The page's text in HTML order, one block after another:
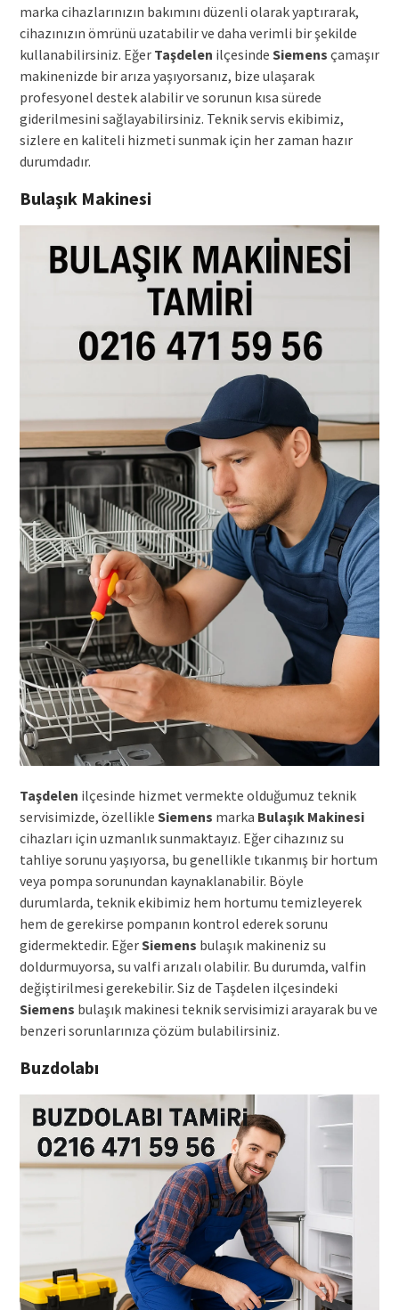
marka cihazlarınızın bakımını düzenli olarak yaptırarak,
cihazınızın ömrünü uzatabilir ve daha verimli bir şekilde
kullanabilirsiniz. Eğer Taşdelen ilçesinde Siemens çamaşır
makinenizde bir arıza yaşıyorsanız, bize ulaşarak
profesyonel destek alabilir ve sorunun kısa sürede
giderilmesini sağlayabilirsiniz. Teknik servis ekibimiz,
sizlere en kaliteli hizmeti sunmak için her zaman hazır
durumdadır.
Bulaşık Makinesi
Taşdelen ilçesinde hizmet vermekte olduğumuz teknik
servisimizde, özellikle Siemens marka Bulaşık Makinesi
cihazları için uzmanlık sunmaktayız. Eğer cihazınız su
tahliye sorunu yaşıyorsa, bu genellikle tıkanmış bir hortum
veya pompa sorunundan kaynaklanabilir. Böyle
durumlarda, teknik ekibimiz hem hortumu temizleyerek
hem de gerekirse pompanın kontrol ederek sorunu
gidermektedir. EğerSiemens bulaşık makineniz su
doldurmuyorsa, su valfi arızalı olabilir. Bu durumda, valfin
değiştirilmesi gerekebilir. Siz de Taşdelen ilçesindeki
Siemens bulaşık makinesi teknik servisimizi arayarak bu ve
benzeri sorunlarınıza çözüm bulabilirsiniz.
Buzdolabı